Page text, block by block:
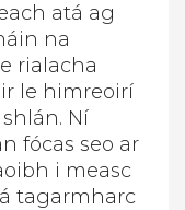
atá ag
na
rialacha
le himreoirí
Ní
fócas seo ar
i measc
tagarmharc